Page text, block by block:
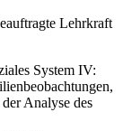
Lehrkraft
System IV:
Analyse des